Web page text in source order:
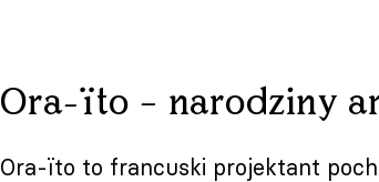
Ora-ïto – narodziny
Ora-ïto to francuski projektant